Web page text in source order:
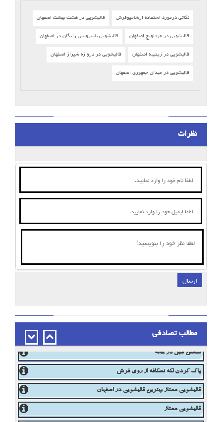
نکاتی درمورد استفاده ازشامپوفرش قالیشویی در هشت بهشت اصفهان
قالیشویی در مرداویچ اصفهان قالیشویی باسرویس رایگان در اصفهان
قالیشویی در زینبیه اصفهان قالیشویی در دروازه شیراز اصفهان
قالیشویی در میدان جمهوری اصفهان
نظرات
ارسال
مطالب تصادفی
پاک کردن لکه قطره آهن از روی فرش
شستن مبل در خانه
پاک کردن لکه نسکافه از روی فرش
قالیشویی ممتاز بهترین قالیشویی در اصفهان